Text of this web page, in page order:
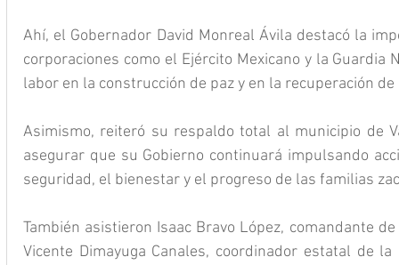
Ahí, el Gobernador David Monreal Ávila destacó la
corporaciones como el Ejército Mexicano y la Guardia
labor en la construcción de paz y en la recuperación
Asimismo, reiteró su respaldo total al municipio de
asegurar que su Gobierno continuará impulsando
seguridad, el bienestar y el progreso de las familias
También asistieron Isaac Bravo López, comandante
Vicente Dimayuga Canales, coordinador estatal de